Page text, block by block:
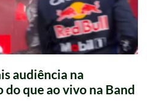
audiência na
do que ao vivo na Band